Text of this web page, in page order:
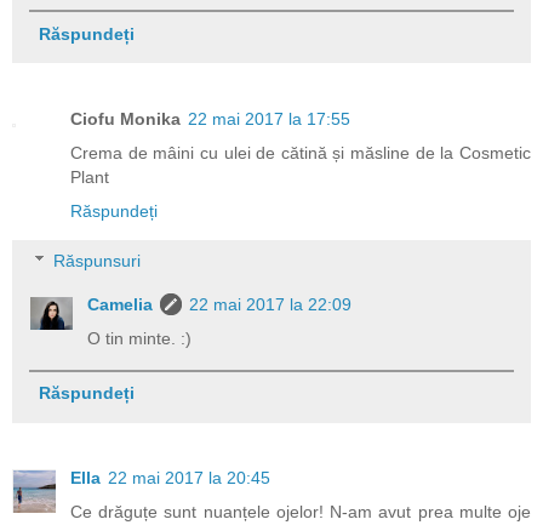
Răspundeți
Ciofu Monika 22 mai 2017 la 17:55
Crema de mâini cu ulei de cătină și măsline de la Cosmetic
Plant
Răspundeți
Răspunsuri
Camelia
22 mai 2017 la 22:09
O tin minte. :)
Răspundeți
Ella 22 mai 2017 la 20:45
Ce drăguțe sunt nuanțele ojelor! N-am avut prea multe oje